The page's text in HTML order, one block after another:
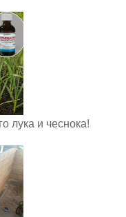
лука и чеснока!